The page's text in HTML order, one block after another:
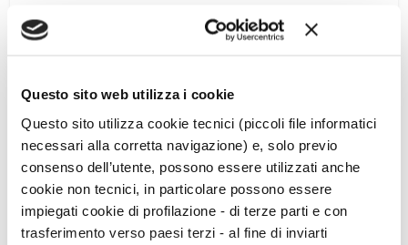
Questo sito web utilizza i cookie
Questo sito utilizza cookie tecnici (piccoli file informatici
necessari alla corretta navigazione) e, solo previo
consenso dell’utente, possono essere utilizzati anche
cookie non tecnici, in particolare possono essere
impiegati cookie di profilazione - di terze parti e con
trasferimento verso paesi terzi - al fine di inviarti